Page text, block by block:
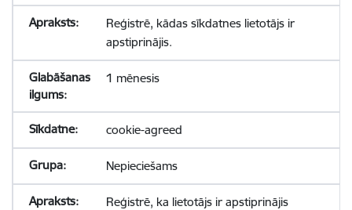
Reģistrē, kādas sīkdatnes lietotājs ir
apstiprinājis.
1 mēnesis
cookie-agreed
Nepieciešams
Reģistrē, ka lietotājs ir apstiprinājis